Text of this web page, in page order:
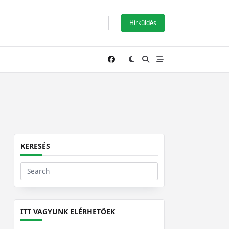
Hírküldés
KERESÉS
Search
for:
ITT VAGYUNK ELÉRHETŐEK